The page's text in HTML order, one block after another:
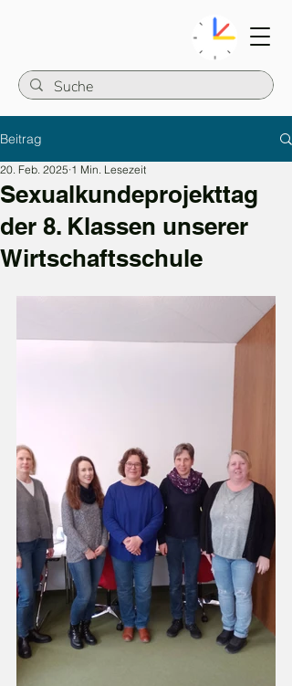
Beitrag
Sexualkundeprojekttag
der 8. Klassen unserer
Wirtschaftsschule
20. Feb. 2025 1 Min. Lesezeit